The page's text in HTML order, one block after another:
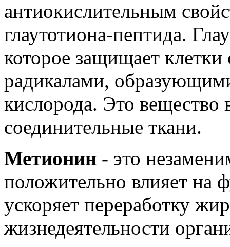
антиокислительным
глаутотиона-пептида.
которое защищает
радикалами,
кислорода. Это
соединительные ткани.
Метионин - это
положительно влияет на
ускоряет переработку
жизнедеятельности